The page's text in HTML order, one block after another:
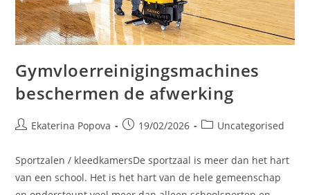
Gymvloerreinigingsmachines
beschermen de afwerking
Ekaterina Popova 19/02/2026 Uncategorised
Sportzalen / kleedkamersDe sportzaal is meer dan het hart
van een school. Het is het hart van de hele gemeenschap